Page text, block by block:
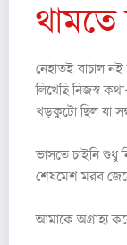
থামতে
নেহাতই বাচাল
লিখেছি নিজস্ব
খড়কুটো ছিল যা
ভাসতে চাইনি শুধু
শেষমেশ মরব
আমাকে অগ্রাহ্য